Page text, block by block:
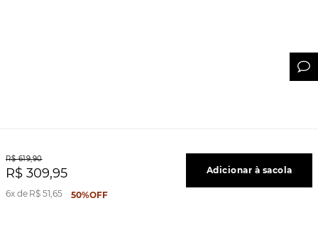
R$ 619,90
R$ 309,95
6 R$ 51,65 50%OFF
Adicionar à sacola